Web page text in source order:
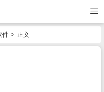
件 > 正文